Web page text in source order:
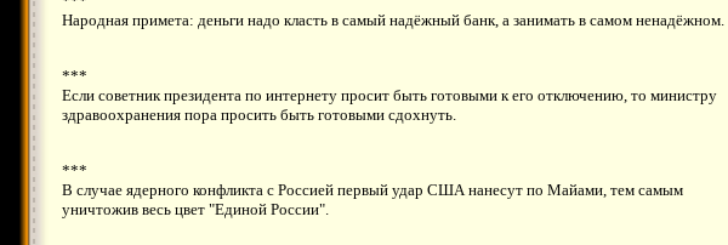
Народная примета: деньги надо класть в самый надёжный банк, а занимать в самом ненадёжном.
***
Если советник президента по интернету просит быть готовыми к его отключению, то министру
здравоохранения пора просить быть готовыми сдохнуть.
***
В случае ядерного конфликта с Россией первый удар США нанесут по Майами, тем самым
уничтожив весь цвет "Единой России".